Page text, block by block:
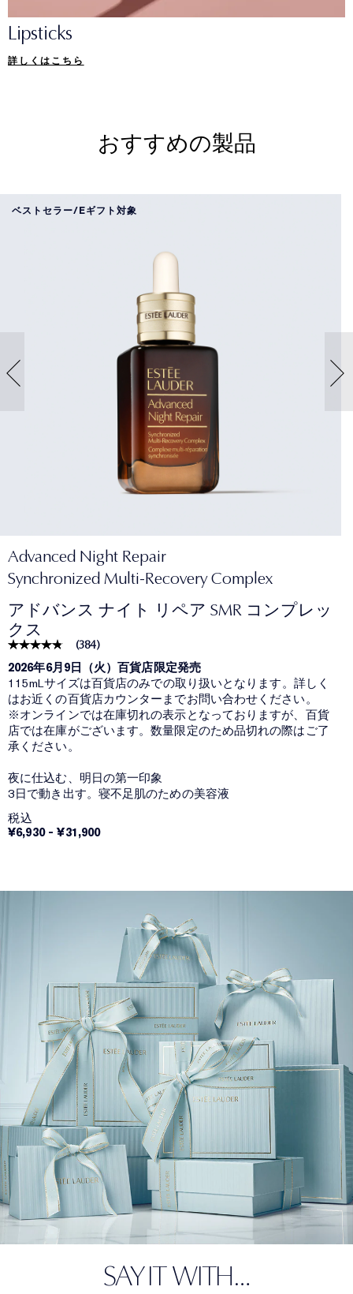
Lipsticks
詳しくはこちら
おすすめの製品
ベストセラー/Eギフト対象
Advanced Night Repair
Synchronized Multi-Recovery Complex
アドバンス ナイト リペア SMR コンプレッ
クス
(384)
2026年6月9日（火）百貨店限定発売
115mLサイズは百貨店のみでの取り扱いとなります。詳しく
はお近くの百貨店カウンターまでお問い合わせください。
※オンラインでは在庫切れの表示となっておりますが、百貨
店では在庫がございます。数量限定のため品切れの際はご了
承ください。
夜に仕込む、明日の第一印象
3日で動き出す。寝不足肌のための美容液
税込
¥6,930-¥31,900
SAY IT WITH…